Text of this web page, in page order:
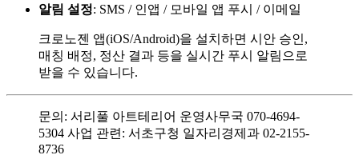
알림 설정: SMS / 인앱 / 모바일 앱 푸시 / 이메일
크로노젠 앱(iOS/Android)을 설치하면 시안 승인,
매칭 배정, 정산 결과 등을 실시간 푸시 알림으로
받을 수 있습니다.
문의: 서리풀 아트테리어 운영사무국 070-4694-
5304 사업 관련: 서초구청 일자리경제과 02-2155-
8736